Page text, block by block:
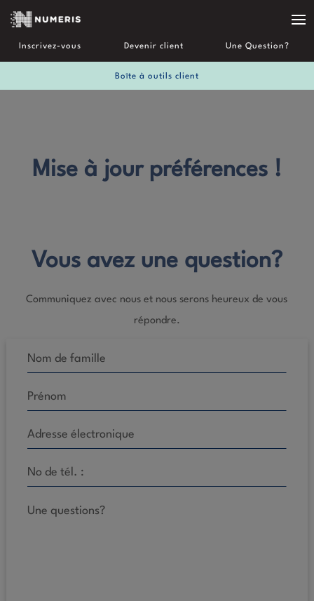
Inscrivez-vous Devenir client Une Question?
Boîte à outils client
Mise à jour préférences !
Vous avez une question?
Communiquez avec nous et nous serons heureux de vous
répondre.